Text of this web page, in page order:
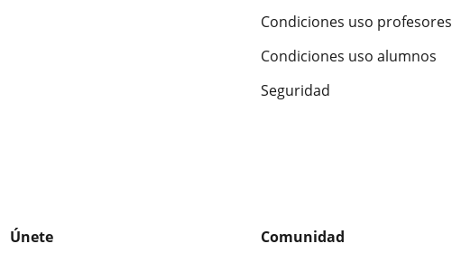
Condiciones uso profesores
Condiciones uso alumnos
Seguridad
Únete
Comunidad